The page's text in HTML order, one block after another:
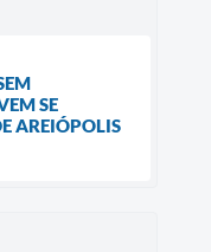
SE
AREIÓPOLIS